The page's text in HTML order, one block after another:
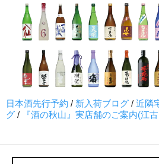
日本酒先行予約 / 新入荷ブログ / 近隣
グ / 『酒の秋山』実店舗のご案内(江